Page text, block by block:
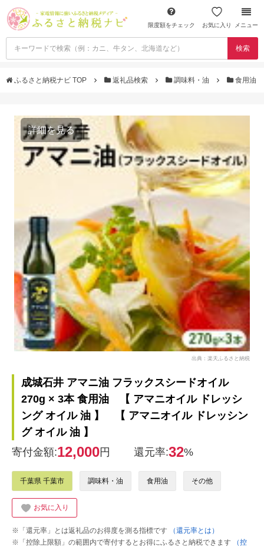
限度額をチェック お気に入り メニュー
検索
ふるさと納税ナビ TOP 返礼品検索 調味料・油 食用油
詳細を見る
出典：楽天ふるさと納税
成城石井 アマニ油 フラックスシードオイル
270g × 3本 食用油 【 アマニオイル ドレッシ
ング オイル 油 】 【 アマニオイル ドレッシン
グ オイル 油 】
寄付金額:12,000円 還元率:32%
千葉県 千葉市 調味料・油 食用油 その他
お気に入り
※「還元率」とは返礼品のお得度を測る指標です
（還元率とは）
※「控除上限額」の範囲内で寄付するとお得にふるさと納税できます
（控